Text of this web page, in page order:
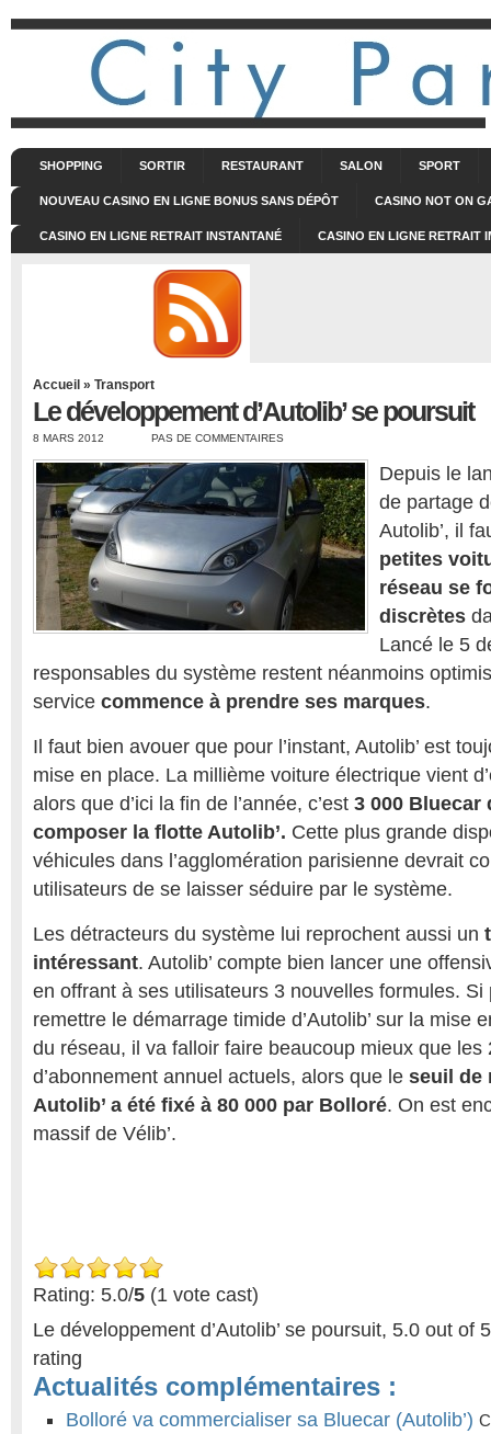
SHOPPING SORTIR RESTAURANT SALON SPORT
NOUVEAU CASINO EN LIGNE BONUS SANS DÉPÔT CASINO NOT ON
CASINO EN LIGNE RETRAIT INSTANTANÉ CASINO EN LIGNE RETRAIT
Accueil » Transport
Le développement d’Autolib’ se poursuit
8 MARS 2012 PAS DE COMMENTAIRES
Depuis le
de partage
Autolib’, il
petites
réseau se
discrètes
Lancé le 5
responsables du système restent néanmoins
service commence à prendre ses marques.
Il faut bien avouer que pour l’instant, Autolib’ est
mise en place. La millième voiture électrique vient
alors que d’ici la fin de l’année, c’est 3 000 Bluecar
composer la flotte Autolib’. Cette plus grande
véhicules dans l’agglomération parisienne devrait
utilisateurs de se laisser séduire par le système.
Les détracteurs du système lui reprochent aussi un
intéressant. Autolib’ compte bien lancer une
en offrant à ses utilisateurs 3 nouvelles formules. Si
remettre le démarrage timide d’Autolib’ sur la mise
du réseau, il va falloir faire beaucoup mieux que les
d’abonnement annuel actuels, alors que le seuil de
Autolib’ a été fixé à 80 000 par Bolloré. On est
massif de Vélib’.
Rating: 5.0/5 (1 vote cast)
Le développement d’Autolib’ se poursuit, 5.0 out of 5
rating
Actualités complémentaires :
Bolloré va commercialiser sa Bluecar (Autolib’)